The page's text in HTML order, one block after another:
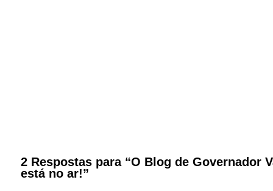
2 Respostas para “O Blog de Governador
está no ar!”